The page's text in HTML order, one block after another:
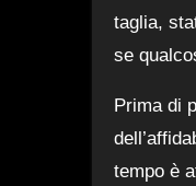
taglia,
se
Prima di
tempo è